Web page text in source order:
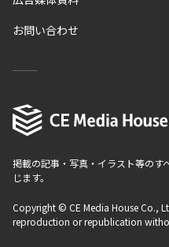
お問い合わせ
掲載の記事・写真・イラスト等のす
じます。
Copyright © CE Media House Co.,
reproduction or republication